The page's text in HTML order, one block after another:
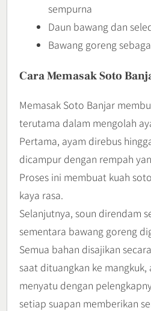
sempurna
Daun bawang dan
Bawang goreng
Cara Memasak Soto
Memasak Soto Banjar
terutama dalam mengolah
Pertama, ayam direbus
dicampur dengan rempah
Proses ini membuat kuah
kaya rasa.
Selanjutnya, soun direndam
sementara bawang goreng
Semua bahan disajikan
saat dituangkan ke
menyatu dengan
setiap suapan memberikan